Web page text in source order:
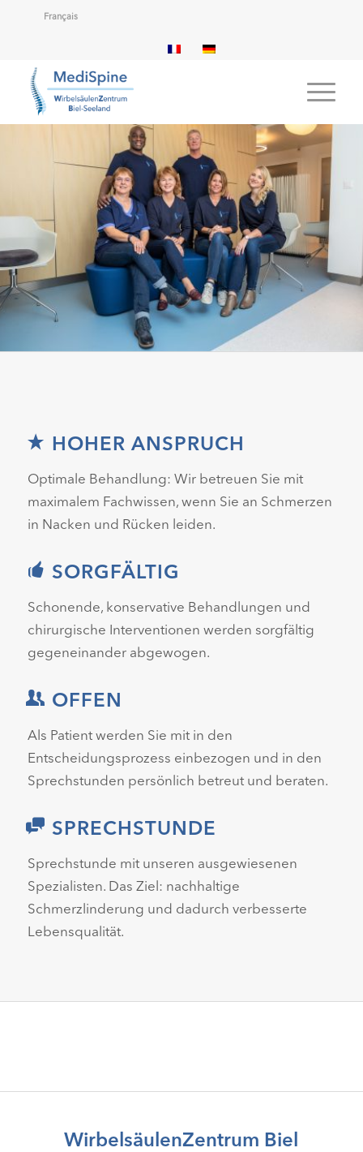
Français
HOHER ANSPRUCH
Optimale Behandlung: Wir betreuen Sie mit
maximalem Fachwissen, wenn Sie an Schmerzen
in Nacken und Rücken leiden.
SORGFÄLTIG
Schonende, konservative Behandlungen und
chirurgische Interventionen werden sorgfältig
gegeneinander abgewogen.
OFFEN
Als Patient werden Sie mit in den
Entscheidungsprozess einbezogen und in den
Sprechstunden persönlich betreut und beraten.
SPRECHSTUNDE
Sprechstunde mit unseren ausgewiesenen
Spezialisten. Das Ziel: nachhaltige
Schmerzlinderung und dadurch verbesserte
Lebensqualität.
WirbelsäulenZentrum Biel